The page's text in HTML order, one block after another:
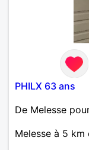
PHILX 63 ans
De Melesse
Melesse à 5 km